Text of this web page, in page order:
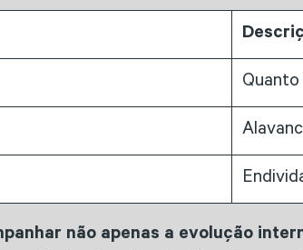
não apenas a evolução